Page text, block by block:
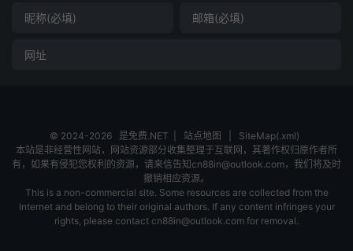
© 2024-2026 是免费.NET 站点地图
SiteMap(.xml)
本站是非经营性网站，网站资源部分收集整理于互联网，其著作权归原作者所
有，如果有侵犯您权利的资源，请来信告知cn88in@outlook.com，我们将及时
撤销相应资源。
This is a non-commercial site. Some resources are collected from the
Internet and belong to their original authors. If any content infringes your
rights, please contact cn88in@outlook.com for removal.